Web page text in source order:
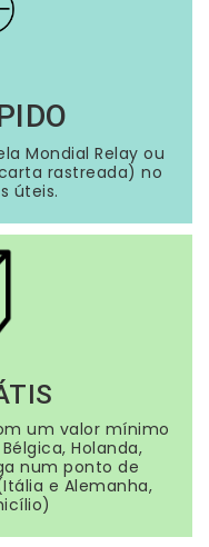
Mondial Relay ou
rastreada) no
úteis.
um valor mínimo
Holanda,
num ponto de
e Alemanha,